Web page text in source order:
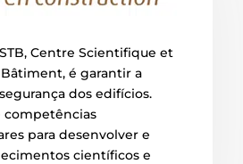
Centre Scientifique et
é garantir a
dos edifícios.
competências
para desenvolver e
científicos e